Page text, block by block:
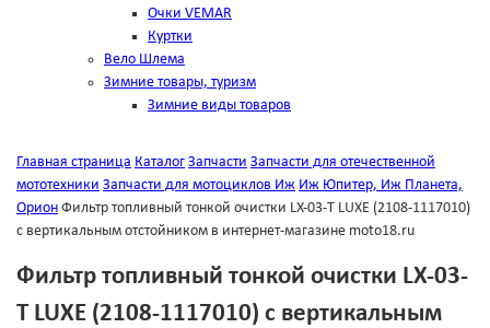
Очки VEMAR
Куртки
Вело Шлема
Зимние товары, туризм
Зимние виды товаров
Главная страница Каталог Запчасти Запчасти для отечественной
мототехники Запчасти для мотоциклов Иж Иж Юпитер, Иж Планета,
Орион Фильтр топливный тонкой очистки LX-03-T LUXE (2108-1117010)
с вертикальным отстойником в интернет-магазине moto18.ru
Фильтр топливный тонкой очистки LX-03-
T LUXE (2108-1117010) с вертикальным